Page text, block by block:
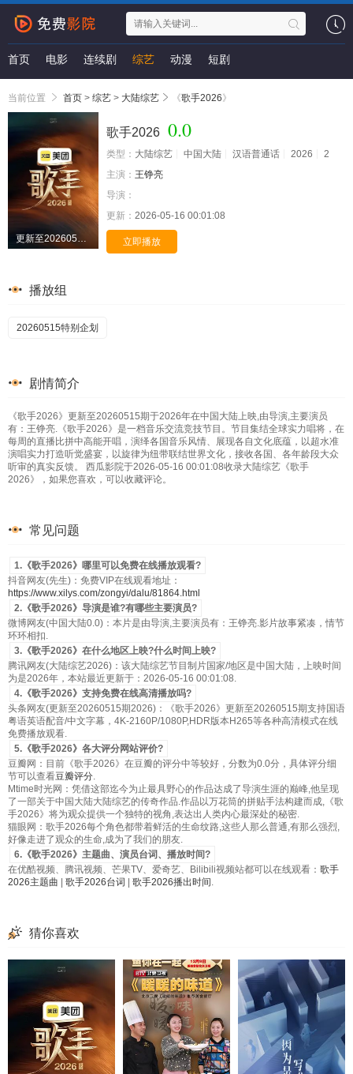
首页 电影 连续剧 综艺 动漫 短剧
当前位置 首页 > 综艺 > 大陆综艺 《歌手2026》
歌手2026 0.0
类型： 大陆综艺 中国大陆 汉语普通话 2026
2
主演： 王铮亮
导演：
更新： 2026-05-16 00:01:08
立即播放
播放组
20260515特别企划
剧情简介
《歌手2026》更新至20260515期于2026年在中国大陆上映,由导演,主要演员
有：王铮亮.《歌手2026》是一档音乐交流竞技节目。节目集结全球实力唱将，在
每周的直播比拼中高能开唱，演绎各国音乐风情、展现各自文化底蕴，以超水准
演唱实力打造听觉盛宴，以旋律为纽带联结世界文化，接收各国、各年龄段大众
听审的真实反馈。 西瓜影院于2026-05-16 00:01:08收录大陆综艺《歌手
2026》，如果您喜欢，可以收藏评论。
常见问题
1.《歌手2026》哪里可以免费在线播放观看?
抖音网友(先生)：免费VIP在线观看地址：
https://www.xilys.com/zongyi/dalu/81864.html
2.《歌手2026》导演是谁?有哪些主要演员?
微博网友(中国大陆0.0)：本片是由导演,主要演员有：王铮亮.影片故事紧凑，情节
环环相扣.
3.《歌手2026》在什么地区上映?什么时间上映?
腾讯网友(大陆综艺2026)：该大陆综艺节目制片国家/地区是中国大陆，上映时间
为是2026年，本站最近更新于：2026-05-16 00:01:08.
4.《歌手2026》支持免费在线高清播放吗?
头条网友(更新至20260515期2026)：《歌手2026》更新至20260515期支持国语
粤语英语配音/中文字幕，4K-2160P/1080P,HDR版本H265等各种高清模式在线
免费播放观看.
5.《歌手2026》各大评分网站评价?
豆瓣网：目前《歌手2026》在豆瓣的评分中等较好，分数为0.0分，具体评分细
节可以查看豆瓣评分.
Mtime时光网：凭借这部迄今为止最具野心的作品达成了导演生涯的巅峰,他呈现
了一部关于中国大陆大陆综艺的传奇作品.作品以万花筒的拼贴手法构建而成,《歌
手2026》将为观众提供一个独特的视角,表达出人类内心最深处的秘密.
猫眼网：歌手2026每个角色都带着鲜活的生命纹路,这些人那么普通,有那么强烈,
好像走进了观众的生命,成为了我们的朋友.
6.《歌手2026》主题曲、演员台词、播放时间?
在优酷视频、腾讯视频、芒果TV、爱奇艺、Bilibili视频站都可以在线观看： 歌手
2026主题曲
歌手2026台词 歌手2026播出时间 .
猜你喜欢